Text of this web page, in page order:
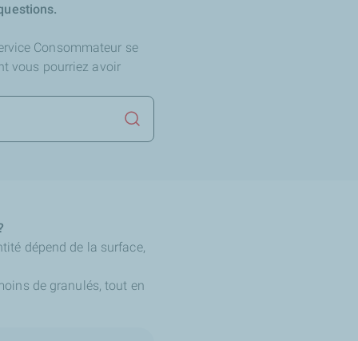
Consommateur se
vous pourriez avoir
Lancer la recherche
dépend de la surface,
de granulés, tout en